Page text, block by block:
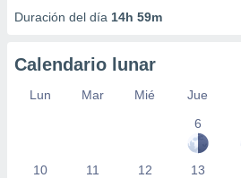
Duración del día 14h 59m
Calendario lunar
Lun Mar Mié Jue
6
10 11 12 13